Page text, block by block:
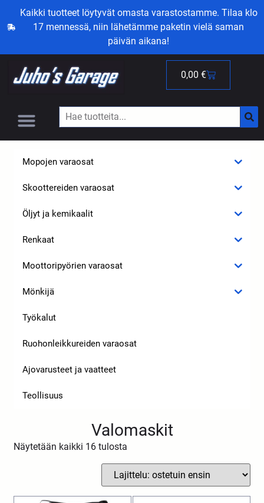
Kaikki tuotteet löytyvät omasta varastostamme. Tilaa klo
17 mennessä, niin lähetämme paketin vielä saman
päivän aikana!
0,00 €
Mopojen varaosat
Skoottereiden varaosat
Öljyt ja kemikaalit
Renkaat
Moottoripyörien varaosat
Mönkijä
Työkalut
Ruohonleikkureiden varaosat
Ajovarusteet ja vaatteet
Teollisuus
Valomaskit
Näytetään kaikki 16 tulosta